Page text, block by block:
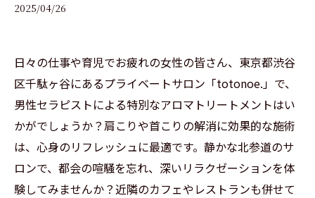
2025/04/26
日々の仕事や育児でお疲れの女性の皆さん、東京都渋谷
区千駄ヶ谷にあるプライベートサロン「totonoe.」で、
男性セラピストによる特別なアロマトリートメントはい
かがでしょうか？肩こりや首こりの解消に効果的な施術
は、心身のリフレッシュに最適です。静かな北参道のサ
ロンで、都会の喧騒を忘れ、深いリラクゼーションを体
験してみませんか？近隣のカフェやレストランも併せて